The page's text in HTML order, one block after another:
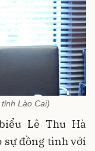
Lào Cai)
Lê Thu Hà
sự đồng tình với